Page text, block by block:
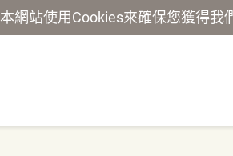
本網站使用Cookies來確保您獲得我